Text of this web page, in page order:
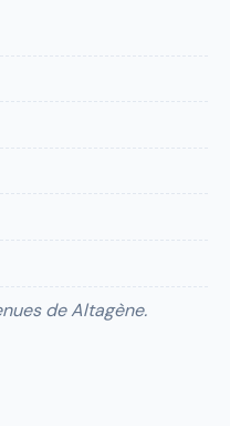
de Altagène.